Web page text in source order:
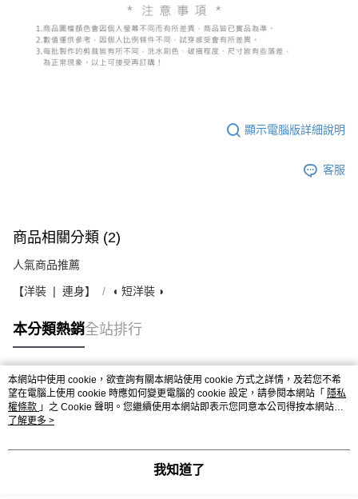
顯示電腦版詳細說明
客服
商品相關分類 (2)
人氣商品推薦
【洋裝 ❘ 連身】 ◖ 短洋裝 ◗
本分類熱銷全站排行
熱門標籤
本網站中使用 cookie，欲查詢有關本網站使用 cookie 方式之詳情，及若您不希
望在電腦上使用 cookie 時應如何變更電腦的 cookie 設定，請參閱本網站「 隱私
權條款 」之 Cookie 聲明。您繼續使用本網站即表示您同意本公司得按本網站使
用條款之 Cookie 聲明使用 cookie。
了解更多 >
我知道了